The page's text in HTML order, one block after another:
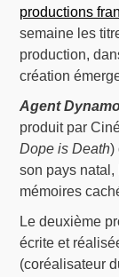
productions
semaine les
production,
création
Agent
produit par
Dope is Death)
son pays
mémoires
Le deuxième
écrite et
(coréalisateur